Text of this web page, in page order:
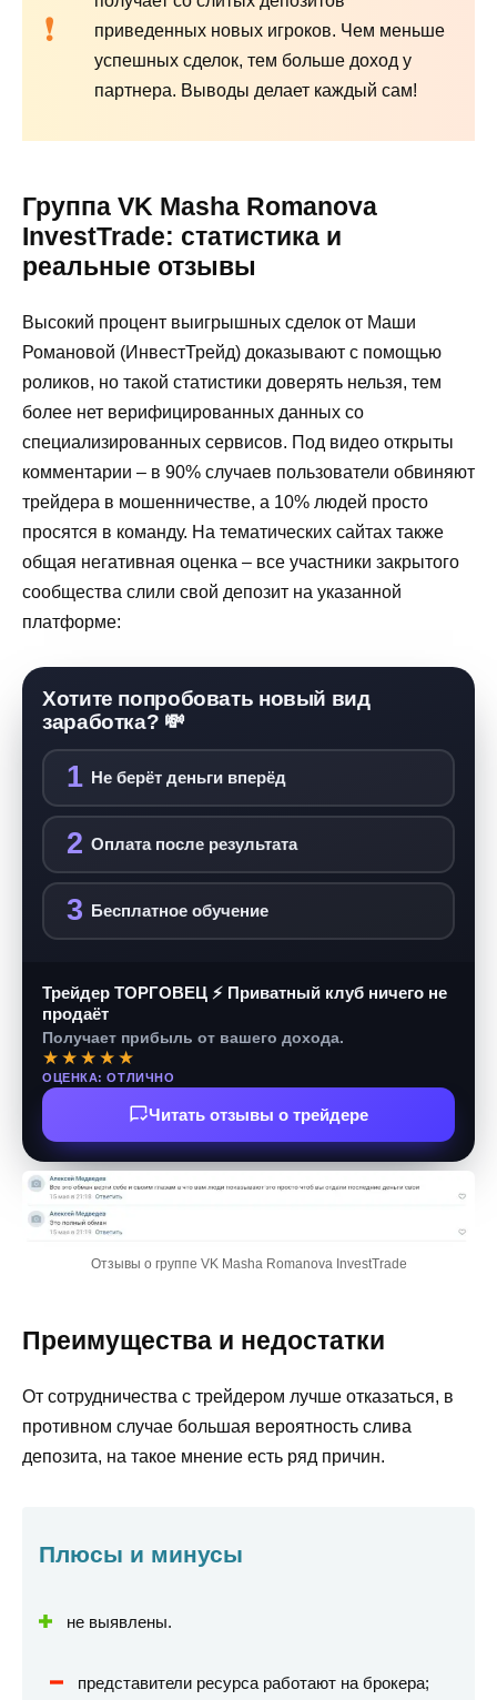
приведенных новых игроков. Чем меньше
успешных сделок, тем больше доход у
партнера. Выводы делает каждый сам!
Группа VK Masha Romanova
InvestTrade: статистика и
реальные отзывы
Высокий процент выигрышных сделок от Маши
Романовой (ИнвестТрейд) доказывают с помощью
роликов, но такой статистики доверять нельзя, тем
более нет верифицированных данных со
специализированных сервисов. Под видео открыты
комментарии – в 90% случаев пользователи обвиняют
трейдера в мошенничестве, а 10% людей просто
просятся в команду. На тематических сайтах также
общая негативная оценка – все участники закрытого
сообщества слили свой депозит на указанной
платформе:
Хотите попробовать новый вид
заработка? 💸
1 Не берёт деньги вперёд
2 Оплата после результата
3 Бесплатное обучение
Трейдер ТОРГОВЕЦ ⚡ Приватный клуб ничего не
продаёт
Получает прибыль от вашего дохода.
★★★★★
ОЦЕНКА: ОТЛИЧНО
Читать отзывы о трейдере
Отзывы о группе VK Masha Romanova InvestTrade
Преимущества и недостатки
От сотрудничества с трейдером лучше отказаться, в
противном случае большая вероятность слива
депозита, на такое мнение есть ряд причин.
Плюсы и минусы
не выявлены.
представители ресурса работают на брокера;